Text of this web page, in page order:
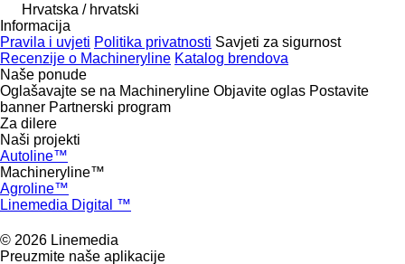
Hrvatska / hrvatski
Informacija
Pravila i uvjeti Politika privatnosti Savjeti za sigurnost
Recenzije o Machineryline Katalog brendova
Naše ponude
Oglašavajte se na Machineryline Objavite oglas Postavite
banner Partnerski program
Za dilere
Naši projekti
Autoline™
Machineryline™
Agroline™
Linemedia Digital ™
© 2026 Linemedia
Preuzmite naše aplikacije